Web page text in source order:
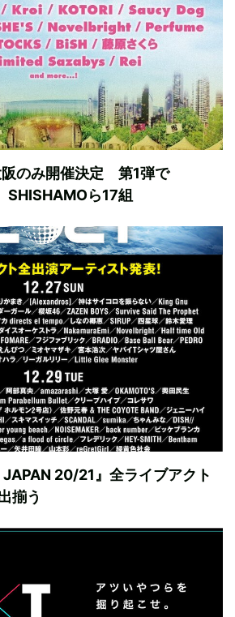
阪のみ開催決定 第1弾で
ら17組
JAPAN 20/21』全ライブアクト
揃う